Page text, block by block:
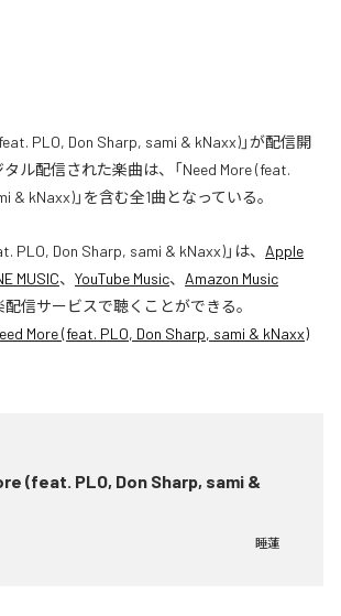
PLO, Don Sharp, sami & kNaxx)」が配信開
ル配信された楽曲は、「Need More (feat.
& kNaxx)」を含む全1曲となっている。
PLO, Don Sharp, sami & kNaxx)」は、 Apple
MUSIC、 YouTube Music、 Amazon Music
信サービスで聴くことができる。
More (feat. PLO, Don Sharp, sami & kNaxx)
(feat. PLO, Don Sharp, sami &
睡蓮